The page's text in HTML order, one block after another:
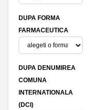
DUPA FORMA
FARMACEUTICA
DUPA DENUMIREA
COMUNA
INTERNATIONALA
(DCI)